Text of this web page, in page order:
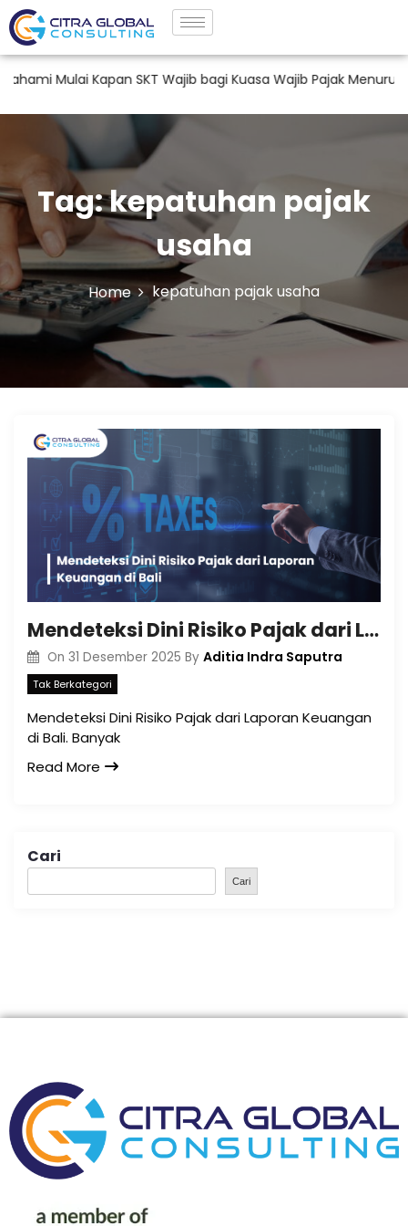
Mulai Kapan SKT Wajib bagi Kuasa Wajib Pajak Menurut
Tag:kepatuhan pajak
usaha
Home kepatuhan pajak usaha
Mendeteksi Dini Risiko Pajak dari Laporan Keuangan di Bali
On 31 Desember 2025 By Aditia Indra Saputra
Tak Berkategori
Mendeteksi Dini Risiko Pajak dari Laporan Keuangan
di Bali. Banyak
Read More
Cari
Cari